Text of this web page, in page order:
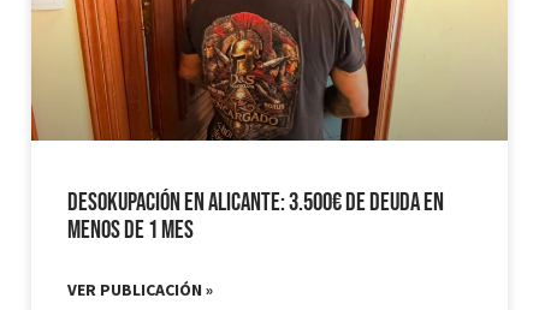
Desokupación en Alicante: 3.500€ de Deuda en
Menos de 1 mes
VER PUBLICACIÓN »